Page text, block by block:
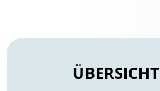
ÜBERSICHT